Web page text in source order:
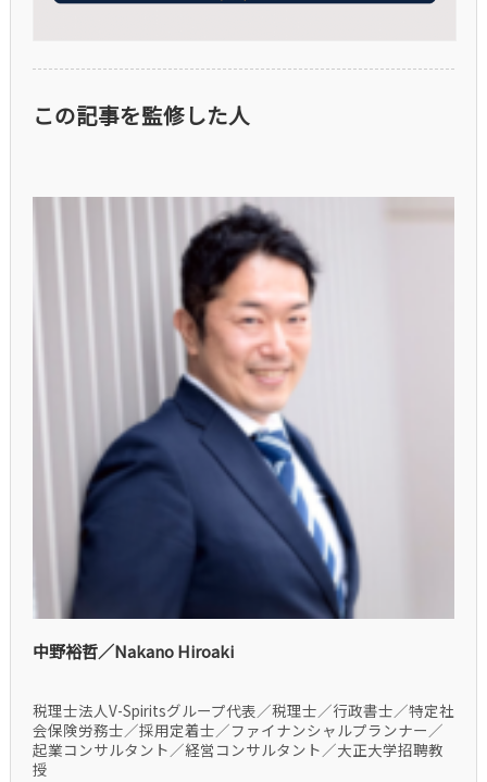
この記事を監修した人
中野裕哲／Nakano Hiroaki
税理士法人V-Spiritsグループ代表／税理士／行政書士／特定社
会保険労務士／採用定着士／ファイナンシャルプランナー／
起業コンサルタント／経営コンサルタント／大正大学招聘教
授